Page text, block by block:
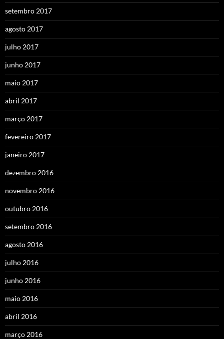
setembro 2017
agosto 2017
julho 2017
junho 2017
maio 2017
abril 2017
março 2017
fevereiro 2017
janeiro 2017
dezembro 2016
novembro 2016
outubro 2016
setembro 2016
agosto 2016
julho 2016
junho 2016
maio 2016
abril 2016
março 2016